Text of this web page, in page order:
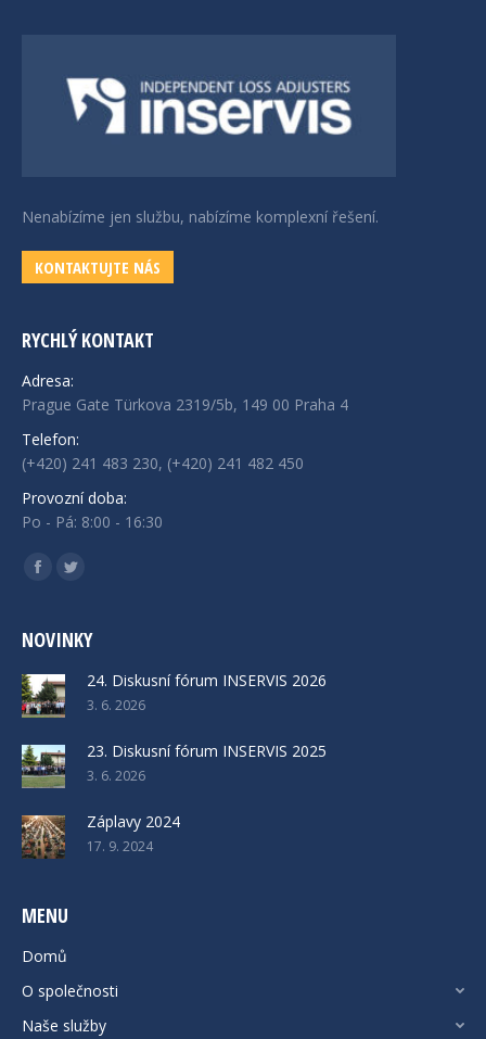
Nenabízíme jen službu, nabízíme komplexní řešení.
KONTAKTUJTE NÁS
RYCHLÝ KONTAKT
Adresa:
Prague Gate Türkova 2319/5b, 149 00 Praha 4
Telefon:
(+420) 241 483 230, (+420) 241 482 450
Provozní doba:
Po - Pá: 8:00 - 16:30
Find us on:
Facebook
Twitter
NOVINKY
24. Diskusní fórum INSERVIS 2026
3. 6. 2026
23. Diskusní fórum INSERVIS 2025
3. 6. 2026
Záplavy 2024
17. 9. 2024
MENU
Domů
O společnosti
Naše služby